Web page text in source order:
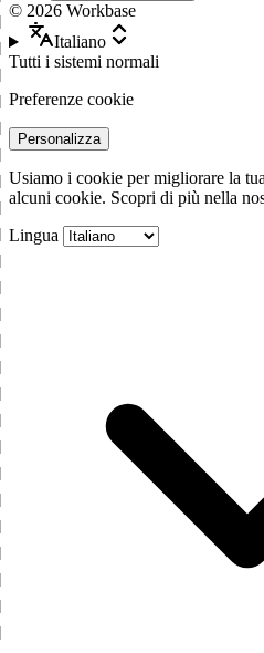
© 2026 Workbase
Italiano
Tutti i sistemi normali
Preferenze cookie
Personalizza
Usiamo i cookie per migliorare la
alcuni cookie. Scopri di più nella
Lingua